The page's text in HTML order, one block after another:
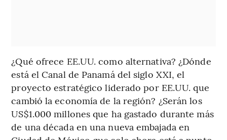
¿Qué ofrece EE.UU. como alternativa? ¿Dónde
está el Canal de Panamá del siglo XXI, el
proyecto estratégico liderado por EE.UU. que
cambió la economía de la región? ¿Serán los
US$1.000 millones que ha gastado durante más
de una década en una nueva embajada en